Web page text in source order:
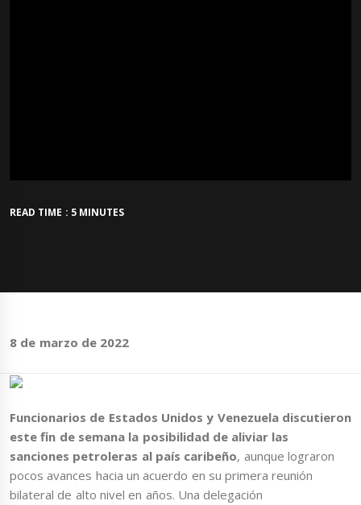
READ TIME : 5 MINUTES
8 de marzo de 2022
Funcionarios de Estados Unidos y Venezuela discutieron
este fin de semana la posibilidad de aliviar las
sanciones petroleras al país caribeño, aunque lograron
pocos avances hacia un acuerdo en su primera reunión
bilateral de alto nivel en años. Una delegación